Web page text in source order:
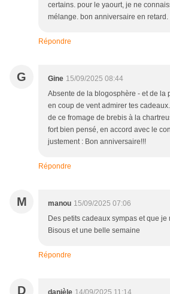
certains. pour le yaourt, je ne
mélange. bon anniversaire en retard.
Répondre
G Gine 15/09/2025 08:44
Absente de la blogosphère - et de la
en coup de vent admirer tes
de ce fromage de brebis à la
fort bien pensé, en accord avec le
justement : Bon anniversaire!!!
Répondre
M manou 15/09/2025 07:06
Des petits cadeaux sympas et que
Bisous et une belle semaine
Répondre
D danièle 14/09/2025 11:14